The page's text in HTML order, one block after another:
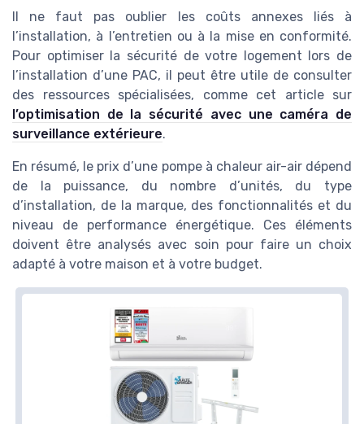
Il ne faut pas oublier les coûts annexes liés à
l’installation, à l’entretien ou à la mise en conformité.
Pour optimiser la sécurité de votre logement lors de
l’installation d’une PAC, il peut être utile de consulter
des ressources spécialisées, comme cet article sur
l’optimisation de la sécurité avec une caméra de
surveillance extérieure.
En résumé, le prix d’une pompe à chaleur air-air dépend
de la puissance, du nombre d’unités, du type
d’installation, de la marque, des fonctionnalités et du
niveau de performance énergétique. Ces éléments
doivent être analysés avec soin pour faire un choix
adapté à votre maison et à votre budget.